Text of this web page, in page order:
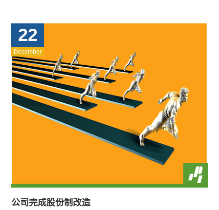
22
December
公司完成股份制改造